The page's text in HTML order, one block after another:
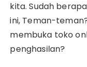
kita. Sudah
ini, Teman-
membuka toko
penghasilan?